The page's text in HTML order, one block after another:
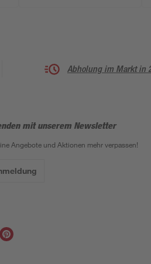
Abholung im Markt in
mit unserem Newsletter
Angebote und Aktionen mehr verpassen!